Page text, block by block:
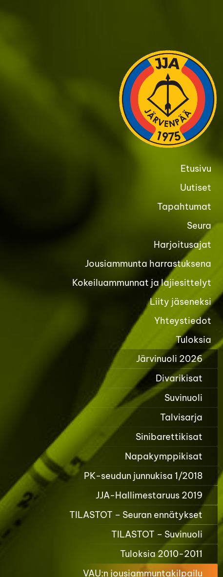
Etusivu
Uutiset
Tapahtumat
Seura
Harjoitusajat
Jousiammunta harrastuksena
Kokeiluammunnat ja lajiesittelyt
Liity jäseneksi
Yhteystiedot
Tuloksia
Järvinuoli 2026
Divarikisat
Suvinuoli
Talvisarja
Sinibarettikisat
Napakymppikisat
PK-seudun junnukisa 1/2018
JJA-Hallimestaruus 2019
TILASTOT – Seuran ennätykset
TILASTOT – Suvinuoli
Tuloksia 2010-2011
VAU:n jousiammuntakilpailu